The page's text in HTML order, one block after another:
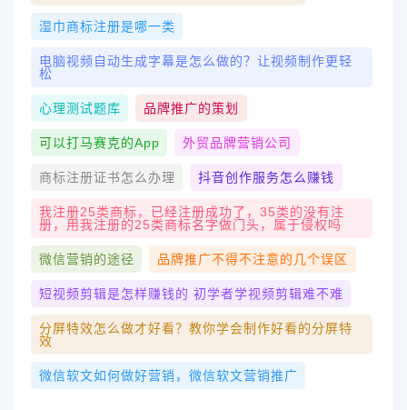
湿巾商标注册是哪一类
电脑视频自动生成字幕是怎么做的？让视频制作更轻
松
心理测试题库 品牌推广的策划
可以打马赛克的App 外贸品牌营销公司
商标注册证书怎么办理 抖音创作服务怎么赚钱
我注册25类商标，已经注册成功了，35类的没有注
册，用我注册的25类商标名字做门头，属于侵权吗
微信营销的途径 品牌推广不得不注意的几个误区
短视频剪辑是怎样赚钱的 初学者学视频剪辑难不难
分屏特效怎么做才好看？教你学会制作好看的分屏特
效
微信软文如何做好营销，微信软文营销推广